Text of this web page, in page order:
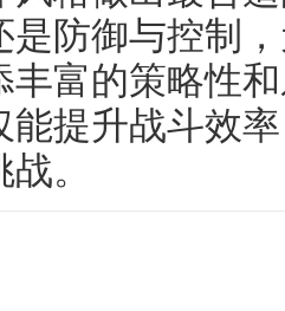
是防御与控制
丰富的策略性
能提升战斗效
。